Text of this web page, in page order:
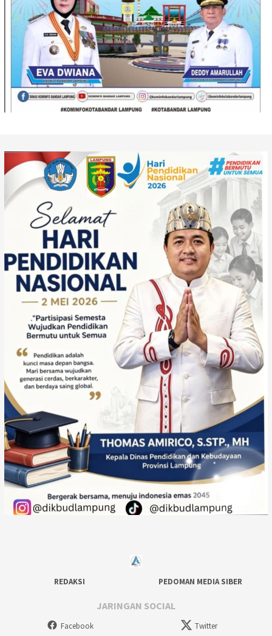
REDAKSI PEDOMAN MEDIA SIBER
JARINGAN SOCIAL
Facebook Twitter